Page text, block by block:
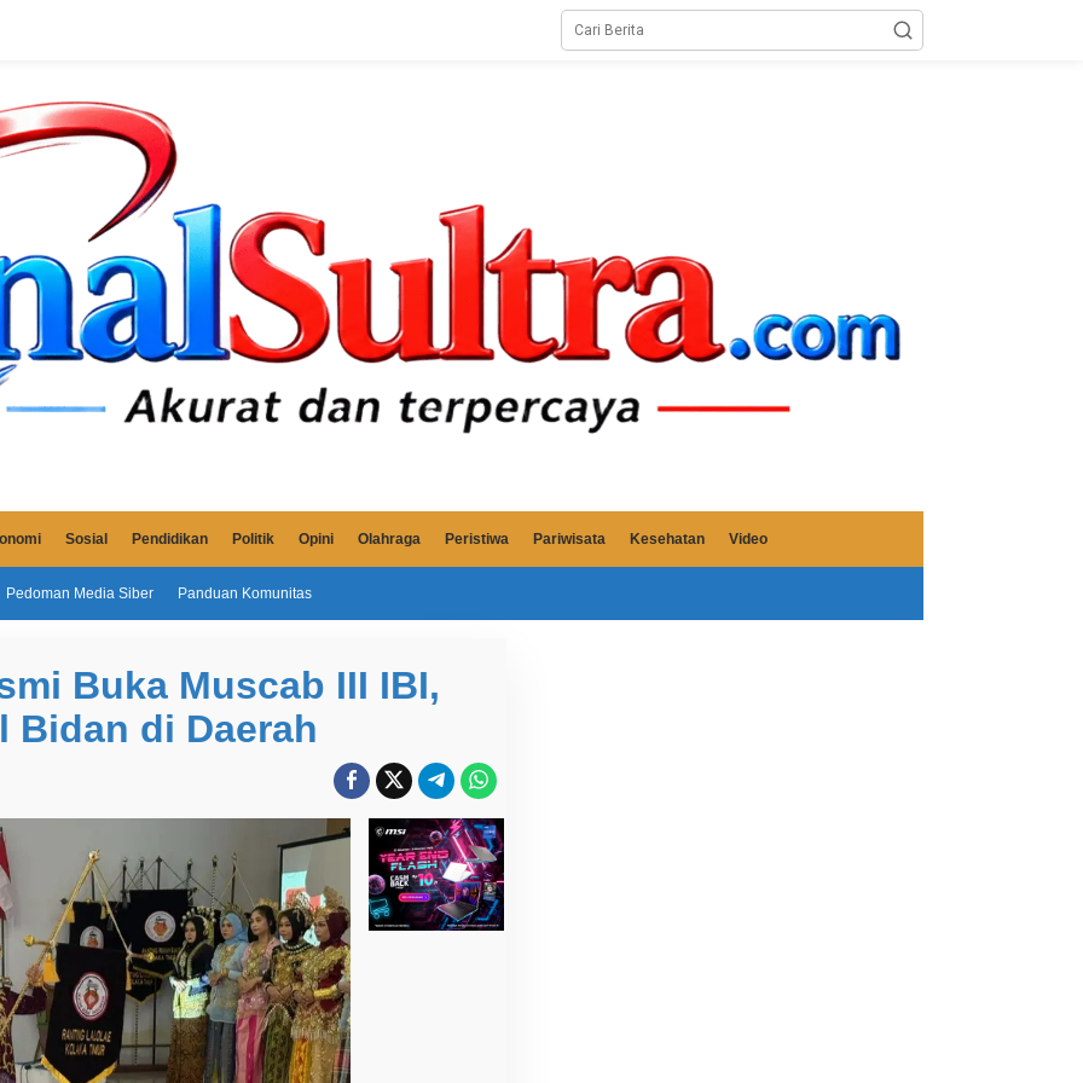
Sosial Pendidikan Politik Opini Olahraga Peristiwa Pariwisata Kesehatan Video
Pedoman Media Siber Panduan Komunitas
Buka Muscab III IBI,
Bidan di Daerah